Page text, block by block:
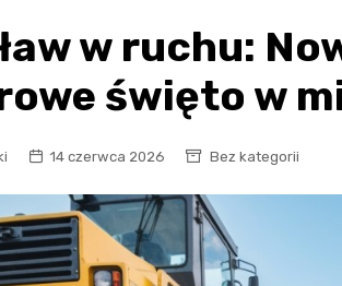
Wszystkie wpisy
we Wrocławiu
Co warto
Wrocławiu?
w ruchu:
święto w
14 czerwca 2026 Bez kategorii